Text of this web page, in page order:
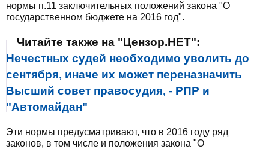
нормы п.11 заключительных положений закона "О
государственном бюджете на 2016 год".
Читайте также на "Цензор.НЕТ":
Нечестных судей необходимо уволить до
сентября, иначе их может переназначить
Высший совет правосудия, - РПР и
"Автомайдан"
Эти нормы предусматривают, что в 2016 году ряд
законов, в том числе и положения закона "О